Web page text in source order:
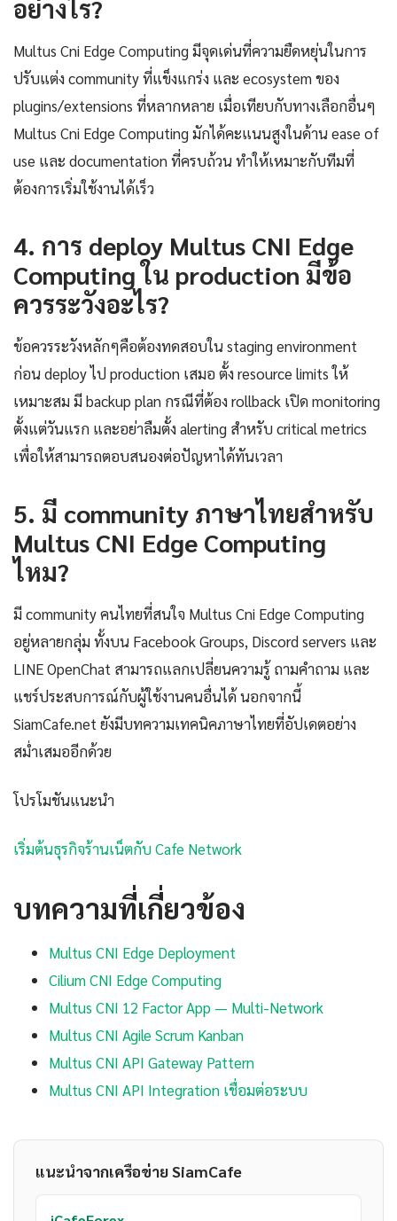
อย่างไร?
Multus Cni Edge Computing มีจุดเด่นที่ความยืดหยุ่นในการ
ปรับแต่ง community ที่แข็งแกร่ง และ ecosystem ของ
plugins/extensions ที่หลากหลาย เมื่อเทียบกับทางเลือกอื่นๆ
Multus Cni Edge Computing มักได้คะแนนสูงในด้าน ease of
use และ documentation ที่ครบถ้วน ทำให้เหมาะกับทีมที่
ต้องการเริ่มใช้งานได้เร็ว
4. การ deploy Multus CNI Edge
Computing ใน production มีข้อ
ควรระวังอะไร?
ข้อควรระวังหลักๆคือต้องทดสอบใน staging environment
ก่อน deploy ไป production เสมอ ตั้ง resource limits ให้
เหมาะสม มี backup plan กรณีที่ต้อง rollback เปิด monitoring
ตั้งแต่วันแรก และอย่าลืมตั้ง alerting สำหรับ critical metrics
เพื่อให้สามารถตอบสนองต่อปัญหาได้ทันเวลา
5. มี community ภาษาไทยสำหรับ
Multus CNI Edge Computing
ไหม?
มี community คนไทยที่สนใจ Multus Cni Edge Computing
อยู่หลายกลุ่ม ทั้งบน Facebook Groups, Discord servers และ
LINE OpenChat สามารถแลกเปลี่ยนความรู้ ถามคำถาม และ
แชร์ประสบการณ์กับผู้ใช้งานคนอื่นได้ นอกจากนี้
SiamCafe.net ยังมีบทความเทคนิคภาษาไทยที่อัปเดตอย่าง
สม่ำเสมออีกด้วย
โปรโมชันแนะนำ
เริ่มต้นธุรกิจร้านเน็ตกับ Cafe Network
บทความที่เกี่ยวข้อง
Multus CNI Edge Deployment
Cilium CNI Edge Computing
Multus CNI 12 Factor App — Multi-Network
Multus CNI Agile Scrum Kanban
Multus CNI API Gateway Pattern
Multus CNI API Integration เชื่อมต่อระบบ
แนะนำจากเครือข่าย SiamCafe